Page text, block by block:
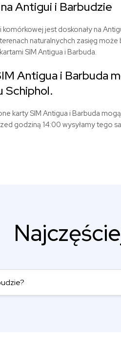
Antigui i Barbudzie
komórkowej jest doskonały na
naturalnychch zasięg
SIM Antigua i Barbuda.
Antigua i Barbuda
Schiphol.
karty SIM Antigua i Barbuda
godziną 14:00 wysyłamy tego